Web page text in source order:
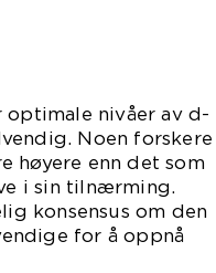
nivåer av d-
Noen forskere
høyere enn det som
i sin tilnærming.
konsensus om den
for å oppnå